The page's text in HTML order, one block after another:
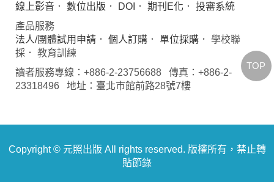
線上影音 ． 數位出版 ． DOI ． 期刊E化 ． 投審系統
產品服務
法人/團體試用申請 ． 個人訂購 ． 單位採購 ． 學校聯
採． 教育訓練
讀者服務專線：+886-2-23756688 傳真：+886-2-
23318496 地址：臺北市館前路28號7樓
Copyright © 元照出版 All rights reserved. 版權所有，禁止轉
貼節錄
TOP